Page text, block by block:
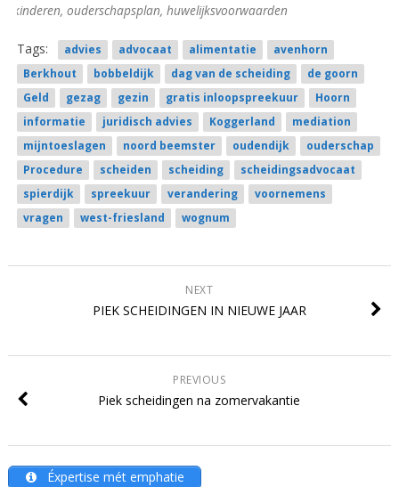
kinderen, ouderschapsplan, huwelijksvoorwaarden
Tags: advies advocaat alimentatie
avenhorn
Berkhout
bobbeldijk dag van de scheiding
de goorn
Geld
gezag gezin gratis inloopspreekuur
Hoorn
informatie
juridisch advies Koggerland
mediation
mijntoeslagen
noord beemster oudendijk
ouderschap
Procedure
scheiden scheiding
scheidingsadvocaat
spierdijk
spreekuur verandering
voornemens
vragen
west-friesland wognum
NEXT
PIEK SCHEIDINGEN IN NIEUWE JAAR
PREVIOUS
Piek scheidingen na zomervakantie
Éxpertise mét emphatie